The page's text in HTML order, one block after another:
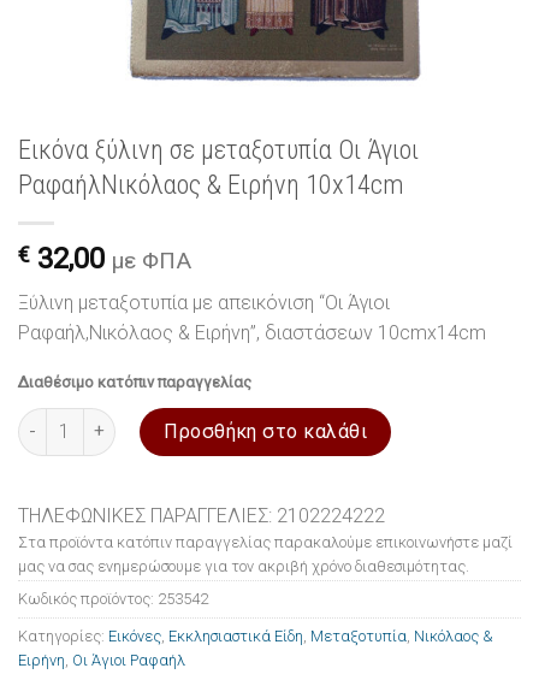
Εικόνα ξύλινη σε μεταξοτυπία Οι Άγιοι
ΡαφαήλΝικόλαος & Ειρήνη 10x14cm
€ 32,00 με ΦΠΑ
Ξύλινη μεταξοτυπία με απεικόνιση “Οι Άγιοι
Ραφαήλ,Νικόλαος & Ειρήνη”, διαστάσεων 10cmx14cm
Διαθέσιμο κατόπιν παραγγελίας
Εικόνα ξύλινη σε μεταξοτυπία Οι Άγιοι ΡαφαήλΝικόλαος &
Προσθήκη στο καλάθι
ΤΗΛΕΦΩΝΙΚΕΣ ΠΑΡΑΓΓΕΛΙΕΣ: 2102224222
Στα προϊόντα κατόπιν παραγγελίας παρακαλούμε επικοινωνήστε μαζί
μας να σας ενημερώσουμε για τον ακριβή χρόνο διαθεσιμότητας.
Κωδικός προϊόντος: 253542
Κατηγορίες: Εικόνες Εκκλησιαστικά Είδη Μεταξοτυπία Νικόλαος &
Ειρήνη Οι Άγιοι Ραφαήλ